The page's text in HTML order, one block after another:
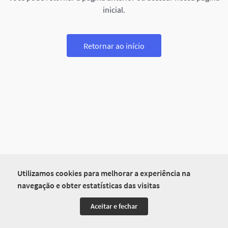
Utilizamos cookies para melhorar a experiência na
navegação e obter estatísticas das visitas
Aceitar e fechar
inicial.
Retornar ao início